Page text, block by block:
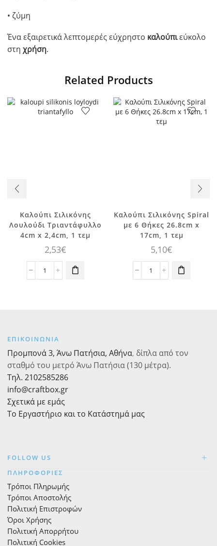
• ζύμη
Ένα εξαιρετικά λεπτομερές εύχρηστο καλούπιεύκολο
στη χρήση.
Related Products
Καλούπι Σιλικόνης
Λουλούδι Τριαντάφυλλο
4cm x 2,4cm, 1 τεμ
2,53€
Καλούπι
2,4cm,
τεμ
ποσότητα
Καλούπι Σιλικόνης Spiral
με 6 Θήκες 26.8cm x
17cm, 1 τεμ
5,10€
Καλούπι
17cm,
1
ΕΠΙΚΟΙΝΩΝΙΑ
Προμπονά 3, Άνω Πατήσια, Αθήνα, δίπλα από τον
σταθμό του μετρό Άνω Πατήσια (130 μέτρα).
Τηλ. 2102585286
info@craftbox.gr
Σχετικά με εμάς
Το Εργαστήριο και το Κατάστημά μας
FOLLOW US
ΠΛΗΡΟΦΟΡΙΕΣ
Τρόποι Πληρωμής
Τρόποι Αποστολής
Πολιτική Επιστροφών
Όροι Χρήσης
Πολιτική Απορρήτου
Πολιτική Cookies